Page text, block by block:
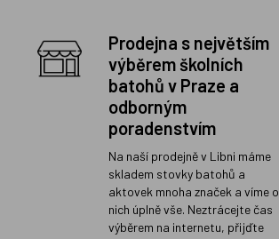
Prodejna s největším
výběrem školních
batohů v Praze a
odborným
poradenstvím
Na naší prodejně v Libni máme
skladem stovky batohů a
aktovek mnoha značek a víme o
nich úplně vše. Neztrácejte čas
výběrem na internetu, přijďte